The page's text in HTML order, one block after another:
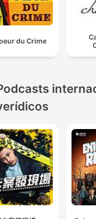
du Crime